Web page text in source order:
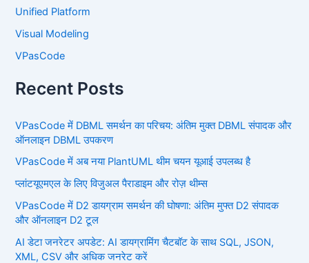
Unified Platform
Visual Modeling
VPasCode
Recent Posts
VPasCode में DBML समर्थन का परिचय: अंतिम मुक्त DBML संपादक और
ऑनलाइन DBML उपकरण
VPasCode में अब नया PlantUML थीम चयन यूआई उपलब्ध है
प्लांटयूएमएल के लिए विजुअल पैराडाइम और रोज़ थीम्स
VPasCode में D2 डायग्राम समर्थन की घोषणा: अंतिम मुफ्त D2 संपादक
और ऑनलाइन D2 टूल
AI डेटा जनरेटर अपडेट: AI डायग्रामिंग चैटबॉट के साथ SQL, JSON,
XML, CSV और अधिक जनरेट करें